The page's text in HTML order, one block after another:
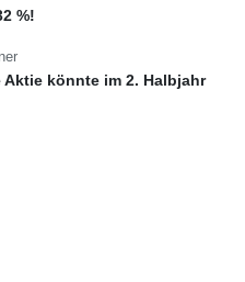
%!
könnte im 2. Halbjahr